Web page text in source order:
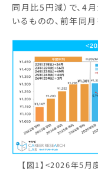
同月比5円減）で、4
いるものの、前年同
【図1】<2026年5月